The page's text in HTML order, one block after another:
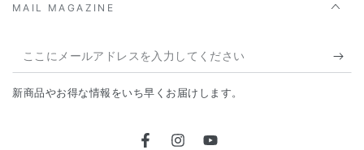
MAIL MAGAZINE
こ
こ
に
新商品やお得な情報をいち早くお届けします。